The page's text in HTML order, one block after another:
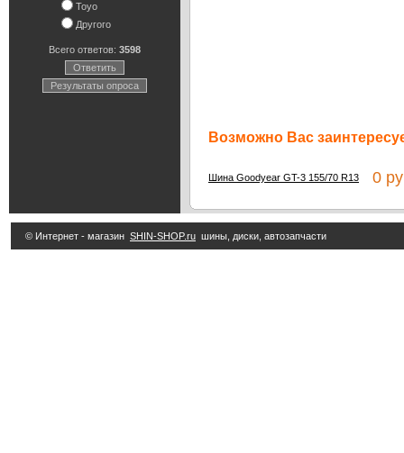
Toyo
Другого
Всего ответов: 3598
Ответить
Результаты опроса
Возможно Вас
Шина Goodyear GT-3 155/70 R13 0
© Интернет - магазин SHIN-SHOP.ru шины, диски, автозапчасти